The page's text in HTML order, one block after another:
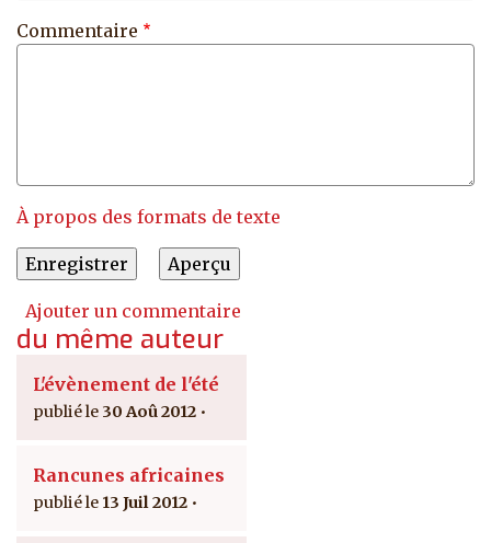
Commentaire
À propos des formats de texte
Ajouter un commentaire
du même auteur
L'évènement de l'été
30 Aoû 2012
Rancunes africaines
13 Juil 2012